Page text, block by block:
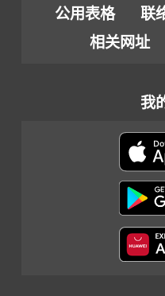
公用表格 联
相关网址
我